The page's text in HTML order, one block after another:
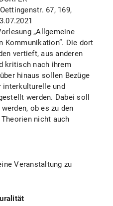
67, 169,
„Allgemeine
Kommunikation“. Die dort
vertieft, aus anderen
kritisch nach ihrem
hinaus sollen Bezüge
interkulturelle und
werden. Dabei soll
ob es zu den
nicht auch
Veranstaltung zu